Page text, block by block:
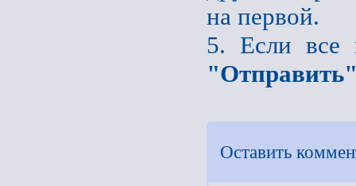
на первой.
5. Если все
Оставить